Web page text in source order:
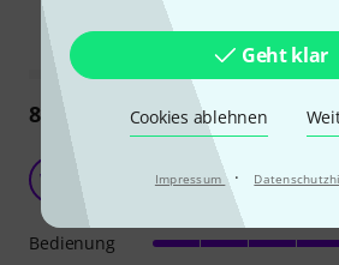
Geht klar
Cookies ablehnen
Impressum ·
89 Rezensionen
WG Bequem anzuschließende
Walter G.
Bedienung